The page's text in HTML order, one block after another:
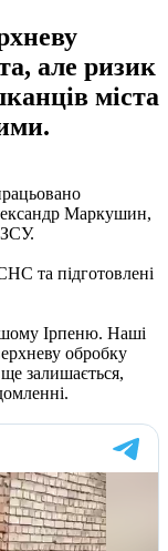
але ризик
міста
Маркушин,
та підготовлені
Ірпеню. Наші
обробку
залишається,